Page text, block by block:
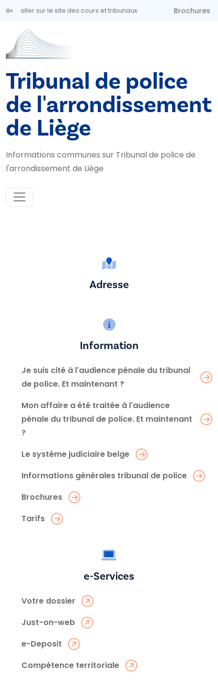
Aller au contenu principal
aller sur le site des cours et tribunaux Brochures
Tribunal de police
de l'arrondissement
de Liège
Informations communes sur Tribunal de police de
l'arrondissement de Liège
Adresse
Information
Je suis cité à l'audience pénale du tribunal
de police. Et maintenant ?
Mon affaire a été traitée à l'audience
pénale du tribunal de police. Et maintenant
?
Le système judiciaire belge
Informations générales tribunal de police
Brochures
Tarifs
e-Services
Votre dossier
Just-on-web
e-Deposit
Compétence territoriale